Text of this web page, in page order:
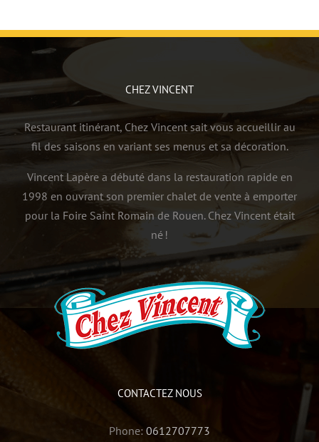
CHEZ VINCENT
Restaurant itinérant, Chez Vincent sait vous accueillir au
fil des saisons en variant ses menus et sa décoration.
Vincent Lapère a débuté dans la restauration rapide en
1998 en ouvrant son premier chalet de vente à emporter
pour la Foire Saint Romain de Rouen. Chez Vincent était
né !
CONTACTEZ NOUS
Phone: 0612707773